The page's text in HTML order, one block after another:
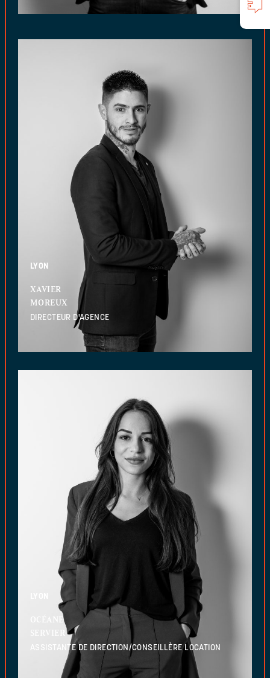
LYON
XAVIER
MOREUX
DIRECTEUR D'AGENCE
OCÉANE
SERVIER
ASSISTANTE DE DIRECTION/CONSEILLÈRE LOCATION